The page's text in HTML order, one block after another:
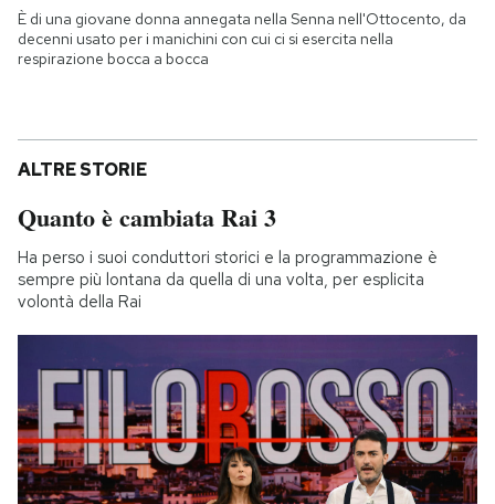
È di una giovane donna annegata nella Senna nell'Ottocento, da
decenni usato per i manichini con cui ci si esercita nella
respirazione bocca a bocca
ALTRE STORIE
Quanto è cambiata Rai 3
Ha perso i suoi conduttori storici e la programmazione è
sempre più lontana da quella di una volta, per esplicita
volontà della Rai